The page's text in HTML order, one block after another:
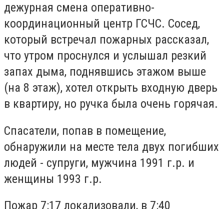
дежурная смена оперативно-
координационный центр ГСЧС. Сосед,
который встречал пожарных рассказал,
что утром проснулся и услышал резкий
запах дыма, поднявшись этажом выше
(на 8 этаж), хотел открыть входную дверь
в квартиру, но ручка была очень горячая.
Спасатели, попав в помещение,
обнаружили на месте тела двух погибших
людей - супруги, мужчина 1991 г.р. и
женщины 1993 г.р.
Пожар 7:17 локализовали, в 7:40